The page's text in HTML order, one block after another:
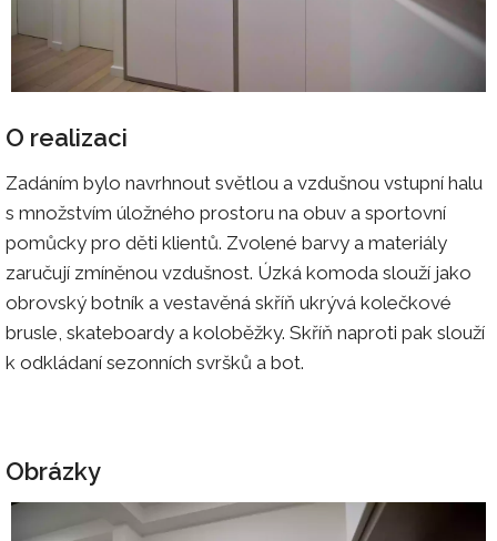
O realizaci
Zadáním bylo navrhnout světlou a vzdušnou vstupní halu
s množstvím úložného prostoru na obuv a sportovní
pomůcky pro děti klientů. Zvolené barvy a materiály
zaručují zmíněnou vzdušnost. Úzká komoda slouží jako
obrovský botník a vestavěná skříň ukrývá kolečkové
brusle, skateboardy a koloběžky. Skříň naproti pak slouží
k odkládaní sezonních svršků a bot.
Obrázky